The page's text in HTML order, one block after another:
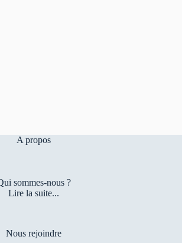
A propos
sommes-nous ?
Lire la suite...
Nous rejoindre